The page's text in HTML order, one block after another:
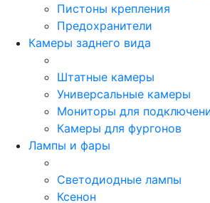
Пистоны крепления
Предохранители
Камеры заднего вида
Штатные камеры
Универсальные камеры
Мониторы для
Камеры для фургонов
Лампы и фары
Светодиодные лампы
Ксенон